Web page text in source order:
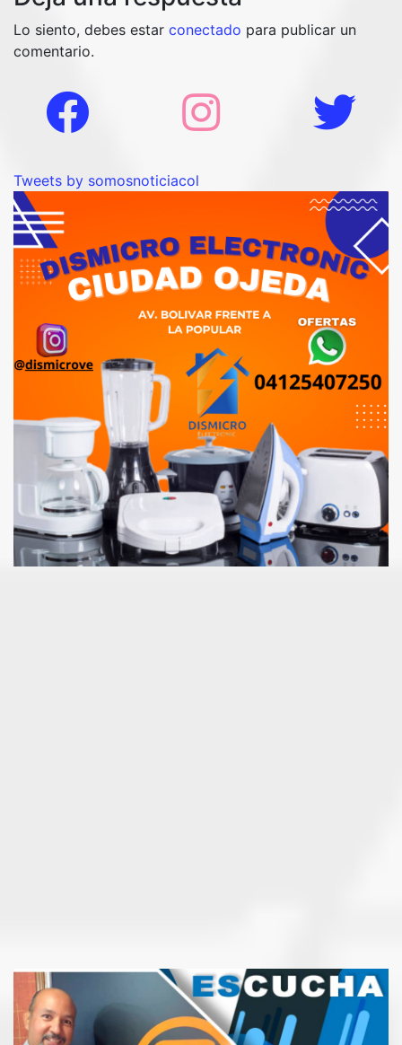
Lo siento, debes estar conectado para publicar un
comentario.
Tweets by somosnoticiacol